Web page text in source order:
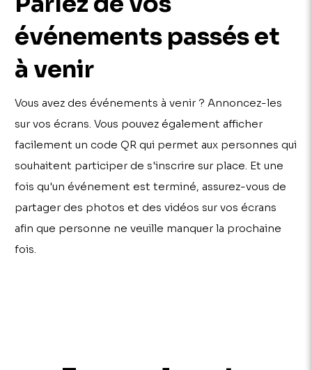
événements passés et
à venir
Vous avez des événements à venir ? Annoncez-les
sur vos écrans. Vous pouvez également afficher
facilement un code QR qui permet aux personnes qui
souhaitent participer de s'inscrire sur place. Et une
fois qu'un événement est terminé, assurez-vous de
partager des photos et des vidéos sur vos écrans
afin que personne ne veuille manquer la prochaine
fois.